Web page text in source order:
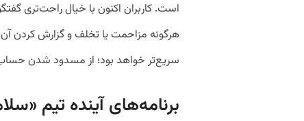
است. کاربران اکنون با خیال راحت‌تری
هرگونه مزاحمت یا تخلف و گزارش کردن
سریع‌تر خواهد بود؛ از مسدود شدن
برنامه‌های آینده تیم